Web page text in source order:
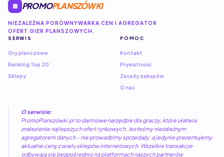
PROMOPLANSZÓWKI
NIEZALEŻNA PORÓWNYWARKA CEN I AGREGATOR
OFERT GIER PLANSZOWYCH.
SERWIS
Gry planszowe
Ranking Top 20
Sklepy
POMOC
Kontakt
Prywatność
Zasady zakupów
O nas
O serwisie:
PromoPlanszówki.pl to darmowe narzędzie dla graczy, które ułatwia
znalezienie najlepszych ofert rynkowych. Jesteśmy niezależnym
agregatorem danych – nie prowadzimy sprzedaży, a jedynie prezentujemy
aktualne ceny z wielu sklepów internetowych. Wszelkie transakcje
odbywają się bezpośrednio na platformach naszych partnerów